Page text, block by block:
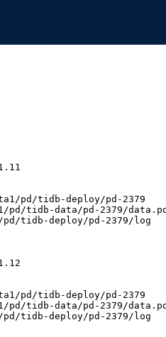
pd/tidb-deploy/pd-2379
pd/tidb-data/pd-2379/
tidb-deploy/pd-2379/log
pd/tidb-deploy/pd-2379
pd/tidb-data/pd-2379/
tidb-deploy/pd-2379/log